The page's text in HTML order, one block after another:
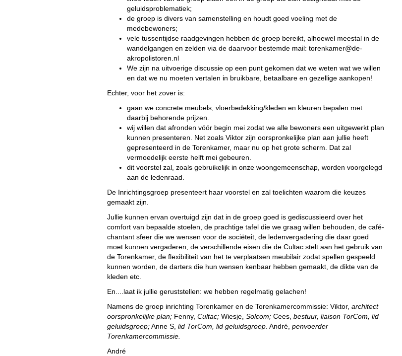
geluidsproblematiek;
de groep is divers van samenstelling en houdt goed voeling met de
medebewoners;
vele tussentijdse raadgevingen hebben de groep bereikt, alhoewel meestal in de
wandelgangen en zelden via de daarvoor bestemde mail: torenkamer@de-
akropolistoren.nl
We zijn na uitvoerige discussie op een punt gekomen dat we weten wat we willen
en dat we nu moeten vertalen in bruikbare, betaalbare en gezellige aankopen!
Echter, voor het zover is:
gaan we concrete meubels, vloerbedekking/kleden en kleuren bepalen met
daarbij behorende prijzen.
wij willen dat afronden vóór begin mei zodat we alle bewoners een uitgewerkt plan
kunnen presenteren. Net zoals Viktor zijn oorspronkelijke plan aan jullie heeft
gepresenteerd in de Torenkamer, maar nu op het grote scherm. Dat zal
vermoedelijk eerste helft mei gebeuren.
dit voorstel zal, zoals gebruikelijk in onze woongemeenschap, worden voorgelegd
aan de ledenraad.
De Inrichtingsgroep presenteert haar voorstel en zal toelichten waarom die keuzes
gemaakt zijn.
Jullie kunnen ervan overtuigd zijn dat in de groep goed is gediscussieerd over het
comfort van bepaalde stoelen, de prachtige tafel die we graag willen behouden, de café-
chantant sfeer die we wensen voor de sociëteit, de ledenvergadering die daar goed
moet kunnen vergaderen, de verschillende eisen die de Cultac stelt aan het gebruik van
de Torenkamer, de flexibiliteit van het te verplaatsen meubilair zodat spellen gespeeld
kunnen worden, de darters die hun wensen kenbaar hebben gemaakt, de dikte van de
kleden etc.
En....laat ik jullie geruststellen: we hebben regelmatig gelachen!
Namens de groep inrichting Torenkamer en de Torenkamercommissie: Viktor, architect
oorspronkelijke plan; Fenny, Cultac; Wiesje, Solcom; Cees, bestuur, liaison TorCom, lid
geluidsgroep;Anne S, lid TorCom, lid geluidsgroep. André, penvoerder
Torenkamercommissie.
André